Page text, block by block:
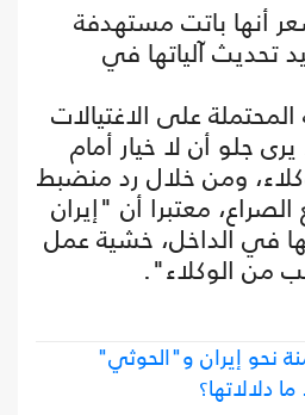
أنها باتت مستهدفة
تحديث آلياتها في
المحتملة على الاغتيالات
جلو أن لا خيار أمام
ومن خلال رد منضبط
معتبرا أن "إيران
في الداخل، خشية عمل
من الوكلاء".
نحو إيران و"الحوثي"
دلالاتها؟